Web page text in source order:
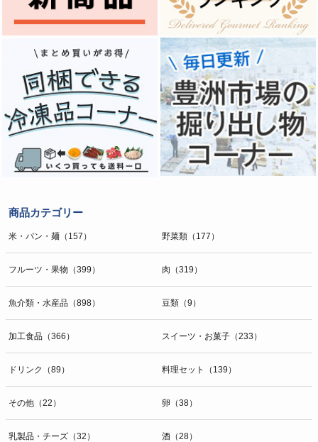
商品カテゴリー
米・パン・麺（157） 野菜類（177）
フルーツ・果物（399） 肉（319）
魚介類・水産品（898） 豆類（9）
加工食品（366） スイーツ・お菓子（233）
ドリンク（89） 料理セット（139）
その他（22） 卵（38）
乳製品・チーズ（32） 酒（28）